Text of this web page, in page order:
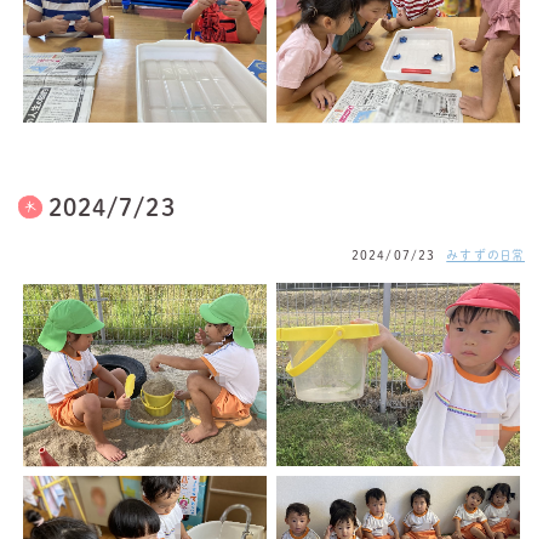
2024/7/23
2024/07/23 みすずの日常